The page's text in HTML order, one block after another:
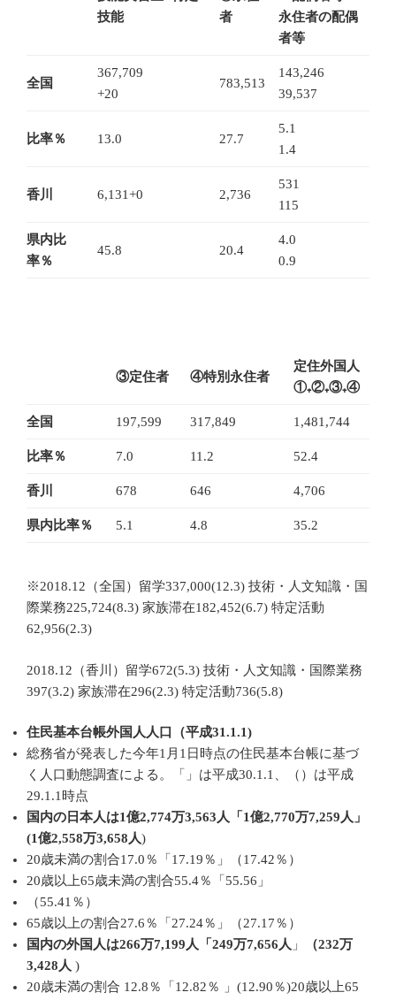
技能
者
永住者の配偶
者等
全国
367,709
+20
783,513
143,246
39,537
比率％ 13.0 27.7
5.1
1.4
香川 6,131+0 2,736
531
115
県内比
率％
45.8 20.4
4.0
0.9
③定住者 ④特別永住者
定住外国人
①₊②₊③₊④
全国 197,599 317,849 1,481,744
比率％ 7.0 11.2 52.4
香川 678 646 4,706
県内比率％ 5.1 4.8 35.2
※2018.12（全国）留学337,000(12.3) 技術・人文知識・国
際業務225,724(8.3) 家族滞在182,452(6.7) 特定活動
62,956(2.3)
2018.12（香川）留学672(5.3) 技術・人文知識・国際業務
397(3.2) 家族滞在296(2.3) 特定活動736(5.8)
住民基本台帳外国人人口（平成31.1.1)
総務省が発表した今年1月1日時点の住民基本台帳に基づ
く人口動態調査による。「」は平成30.1.1、（）は平成
29.1.1時点
国内の日本人は1億2,774万3,563人「1億2,770万7,259人」
(1億2,558万3,658人)
20歳未満の割合17.0％「17.19％」（17.42％）
20歳以上65歳未満の割合55.4％「55.56」
（55.41％）
65歳以上の割合27.6％「27.24％」（27.17％）
国内の外国人は266万7,199人「249万7,656人 」
（232万
3,428人 )
20歳未満の割合 12.8％「12.82％ 」(12.90％)20歳以上65